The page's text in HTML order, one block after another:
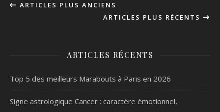
ARTICLES PLUS ANCIENS
ARTICLES PLUS RÉCENTS
ARTICLES RÉCENTS
Top 5 des meilleurs Marabouts à Paris en 2026
Signe astrologique Cancer : caractère émotionnel,